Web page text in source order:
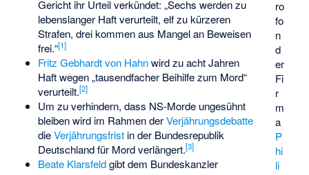
ro
fo
n
d
er
Fi
r
m
a
P
hi
li
Gericht ihr Urteil verkündet: „Sechs werden zu
lebenslanger Haft verurteilt, elf zu kürzeren
Strafen, drei kommen aus Mangel an Beweisen
frei.“[1]
Fritz Gebhardt von Hahnwird zu acht Jahren
Haft wegen „tausendfacher Beihilfe zum Mord“
verurteilt.[2]
Um zu verhindern, dass NS-Morde ungesühnt
bleiben wird im Rahmen derVerjährungsdebatte
dieVerjährungsfristin der Bundesrepublik
Deutschland für Mord verlängert.[3]
Beate Klarsfeldgibt dem Bundeskanzler